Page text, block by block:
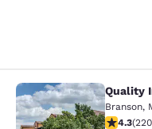
Quality InnQuality
Branson,
4.3(